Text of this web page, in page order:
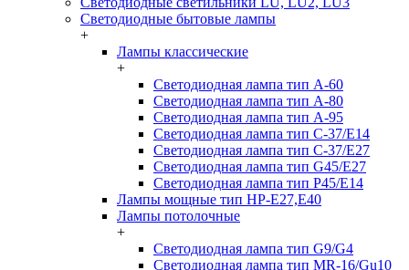
Светодиодные бытовые лампы
+
Лампы классические
+
Светодиодная лампа тип A-60
Светодиодная лампа тип A-80
Светодиодная лампа тип A-95
Светодиодная лампа тип C-37/Е14
Светодиодная лампа тип C-37/Е27
Светодиодная лампа тип G45/E27
Светодиодная лампа тип P45/E14
Лампы мощные тип HP-E27,E40
Лампы потолочные
+
Светодиодная лампа тип G9/G4
Светодиодная лампа тип MR-16/Gu10